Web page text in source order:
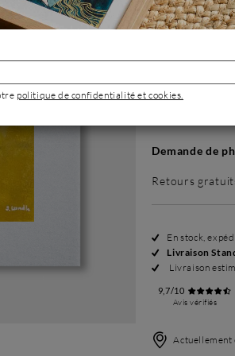
299 €
Demande de
Retours
En stock,
Livraison
Livraison
9,7/10
Avis vérifiés
Actuellement
politique de confidentialité et cookies.